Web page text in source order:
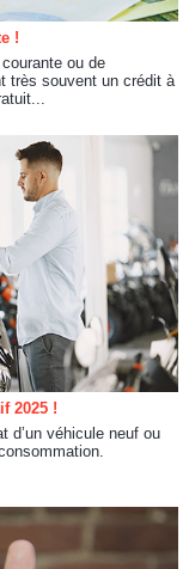
!
ou de
très souvent un crédit à
2025 !
d’un véhicule neuf ou